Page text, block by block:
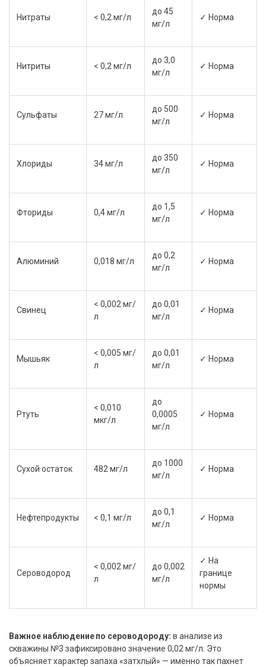
Нитраты < 0,2 мг/л
до 45
мг/л
✓ Норма
Нитриты < 0,2 мг/л
до 3,0
мг/л
✓ Норма
Сульфаты 27 мг/л
до 500
мг/л
✓ Норма
Хлориды 34 мг/л
до 350
мг/л
✓ Норма
Фториды 0,4 мг/л
до 1,5
мг/л
✓ Норма
Алюминий 0,018 мг/л
до 0,2
мг/л
✓ Норма
Свинец
< 0,002 мг/
л
до 0,01
мг/л
✓ Норма
Мышьяк
< 0,005 мг/
л
до 0,01
мг/л
✓ Норма
Ртуть
< 0,010
мкг/л
до
0,0005
мг/л
✓ Норма
Сухой остаток 482 мг/л
до 1000
мг/л
✓ Норма
Нефтепродукты < 0,1 мг/л
до 0,1
мг/л
✓ Норма
Сероводород
< 0,002 мг/
л
до 0,002
мг/л
✓ На
границе
нормы
Важное наблюдение по сероводороду: в анализе из
скважины №3 зафиксировано значение 0,02 мг/л. Это
объясняет характер запаха «затхлый» — именно так пахнет